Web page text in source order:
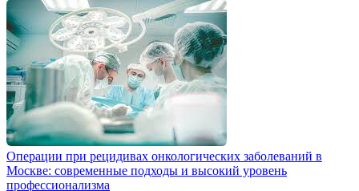
Операции при рецидивах онкологических заболеваний в
Москве: современные подходы и высокий уровень
профессионализма